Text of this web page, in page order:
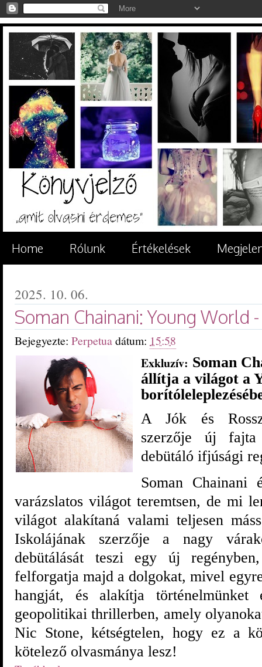
Home Rólunk Értékelések
2025. 10. 06.
Soman Chainani: Young World
Bejegyezte: Perpetuadátum: 15:58
Exkluzív: Soman
állítja a világot a
A Jók és
szerzője új
debütáló ifjúsági
Soman Chainani
varázslatos világot teremtsen, de mi
világot alakítaná valami teljesen
Iskolájának szerzője a nagy
debütálását teszi egy új
felforgatja majd a dolgokat, mivel
hangját, és alakítja
geopolitikai thrillerben, amely
Nic Stone, kétségtelen, hogy ez a
kötelező olvasmánya lesz!